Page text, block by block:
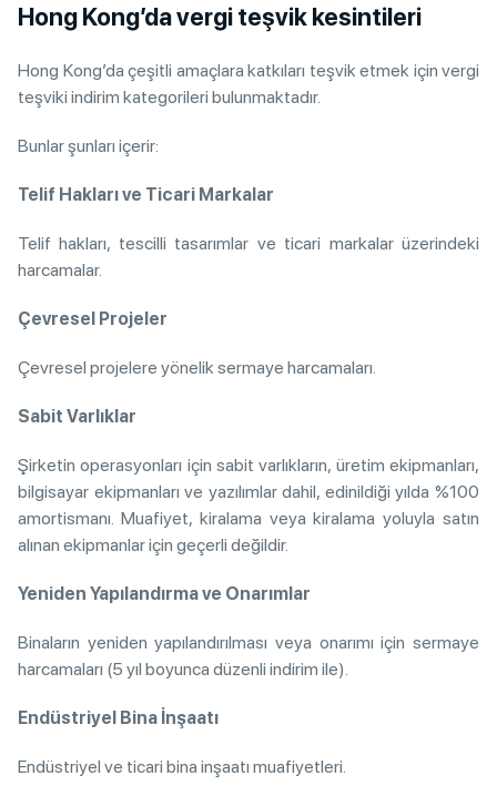
Hong Kong’da vergi teşvik kesintileri
Hong Kong’da çeşitli amaçlara katkıları teşvik etmek için vergi
teşviki indirim kategorileri bulunmaktadır.
Bunlar şunları içerir:
Telif Hakları ve Ticari Markalar
Telif hakları, tescilli tasarımlar ve ticari markalar üzerindeki
harcamalar.
Çevresel Projeler
Çevresel projelere yönelik sermaye harcamaları.
Sabit Varlıklar
Şirketin operasyonları için sabit varlıkların, üretim ekipmanları,
bilgisayar ekipmanları ve yazılımlar dahil, edinildiği yılda %100
amortismanı. Muafiyet, kiralama veya kiralama yoluyla satın
alınan ekipmanlar için geçerli değildir.
Yeniden Yapılandırma ve Onarımlar
Binaların yeniden yapılandırılması veya onarımı için sermaye
harcamaları (5 yıl boyunca düzenli indirim ile).
Endüstriyel Bina İnşaatı
Endüstriyel ve ticari bina inşaatı muafiyetleri.